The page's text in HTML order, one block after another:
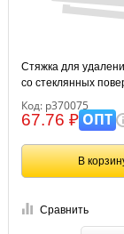
Стяжка для
со стеклянных
Vega, рабочая часть
пластик.
Код: р370075
67.76 ₽ОПТ
В
Сравнить